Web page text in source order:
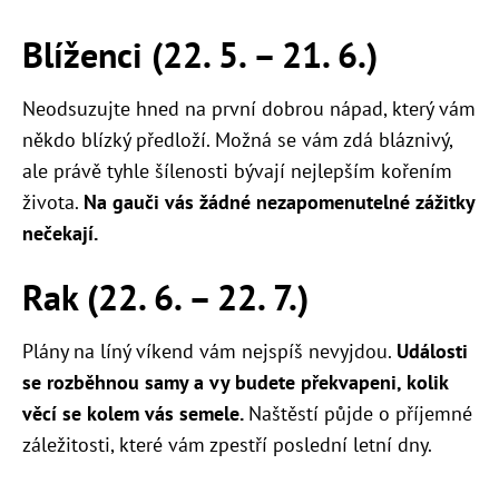
Blíženci (22. 5. – 21. 6.)
Neodsuzujte hned na první dobrou nápad, který vám
někdo blízký předloží. Možná se vám zdá bláznivý,
ale právě tyhle šílenosti bývají nejlepším kořením
života. Na gauči vás žádné nezapomenutelné zážitky
nečekají.
Rak (22. 6. – 22. 7.)
Plány na líný víkend vám nejspíš nevyjdou. Události
se rozběhnou samy a vy budete překvapeni, kolik
věcí se kolem vás semele. Naštěstí půjde o příjemné
záležitosti, které vám zpestří poslední letní dny.